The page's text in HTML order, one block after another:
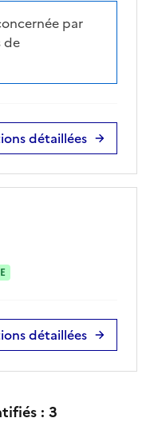
par
de
détaillées
détaillées
: 3